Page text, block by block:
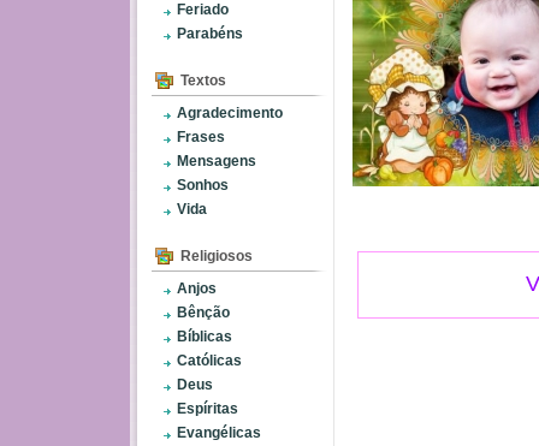
Feriado
Parabéns
Textos
Agradecimento
Frases
Mensagens
Sonhos
Vida
Religiosos
Anjos
Bênção
Bíblicas
Católicas
Deus
Espíritas
Evangélicas